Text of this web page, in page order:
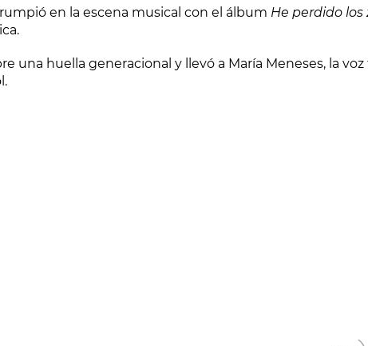
en la escena musical con el álbum He perdido
una huella generacional y llevó a María Meneses, la